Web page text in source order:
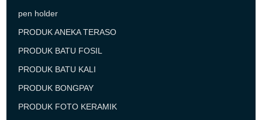
pen holder
PRODUK ANEKA TERASO
PRODUK BATU FOSIL
PRODUK BATU KALI
PRODUK BONGPAY
PRODUK FOTO KERAMIK